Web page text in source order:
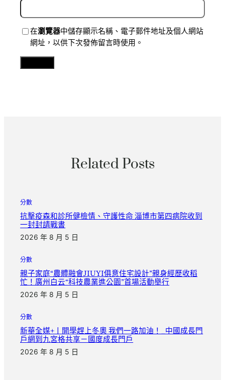
在瀏覽器中儲存顯示名稱、電子郵件地址及個人網站
網址，以供下次發佈留言時使用。
Related Posts
分數
抗擊疫森和診所健檢情、守護性命 淄博市第四病院收到
一封封請戰書
2026 年 8 月 5 日
分數
親子家庭“農體融會JIUYI俱意住宅設計”親身經歷收稻
忙！廣州白云“科技農業進公園”首場活動舉行
2026 年 8 月 5 日
分數
新華全媒+丨開學趕上冬奧 我們一路加油！_中國成長門
戶網到九宮格共享－國度成長門戶
2026 年 8 月 5 日